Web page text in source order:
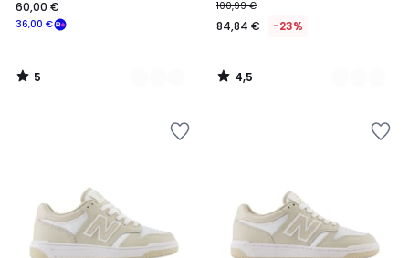
36,00 €
60,00 €
5
/
100,99 €
84,84 € -23%
4,5
/